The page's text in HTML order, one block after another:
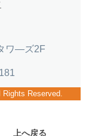
ワ―ズ2F
Rights Reserved.
上へ戻る